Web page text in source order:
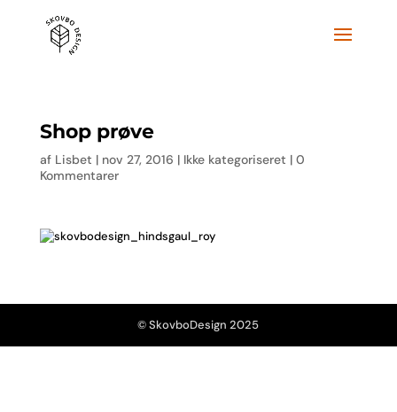
Shop prøve
af Lisbet | nov 27, 2016 | Ikke kategoriseret | 0
Kommentarer
© SkovboDesign 2025